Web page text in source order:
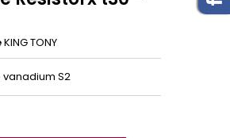
KING TONY
S2